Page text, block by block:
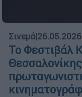
Σινεμά|
Το Φεστιβάλ